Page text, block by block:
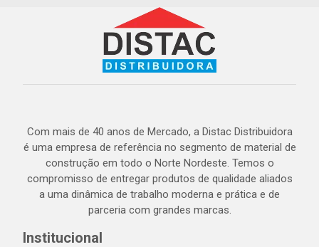
Com mais de 40 anos de Mercado, a Distac Distribuidora
é uma empresa de referência no segmento de material de
construção em todo o Norte Nordeste. Temos o
compromisso de entregar produtos de qualidade aliados
a uma dinâmica de trabalho moderna e prática e de
parceria com grandes marcas.
Institucional